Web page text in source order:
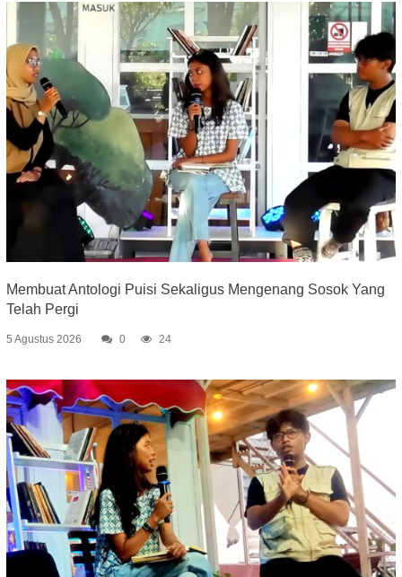
Membuat Antologi Puisi Sekaligus Mengenang Sosok Yang
Telah Pergi
5 Agustus 2026 0 24